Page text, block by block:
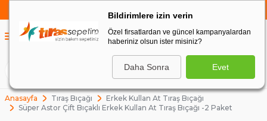
Anasayfa Tıraş Bıçağı
Erkek Kullan At Tıraş Bıçağı
Süper Astor Çift Bıçaklı Erkek Kullan At Tıraş Bıçağı -2 Paket
Bildirimlere izin verin
Özel firsatlardan ve güncel kampanyalardan
haberiniz olsun ister misiniz?
Daha Sonra Evet